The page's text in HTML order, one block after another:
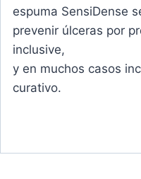
espuma SensiDense
prevenir úlceras por
inclusive,
y en muchos casos
curativo.